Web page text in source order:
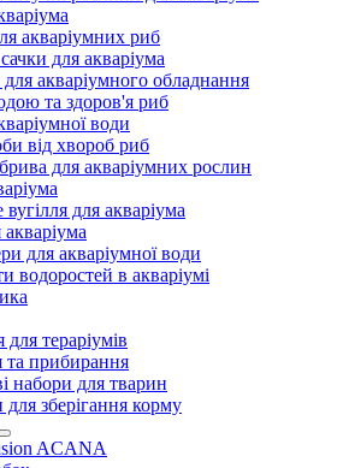
акваріумних риб
для акваріума
акваріумного обладнання
та здоров'я риб
води
від хвороб риб
для акваріумних рослин
для акваріума
акваріума
для акваріумної води
водоростей в акваріумі
тераріумів
та прибирання
набори для тварин
зберігання корму
ACANA